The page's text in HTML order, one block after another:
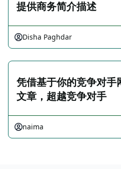
提供商务简介描述
Disha Paghdar
凭借基于你的竞争对手
文章，超越竞争对手
naima